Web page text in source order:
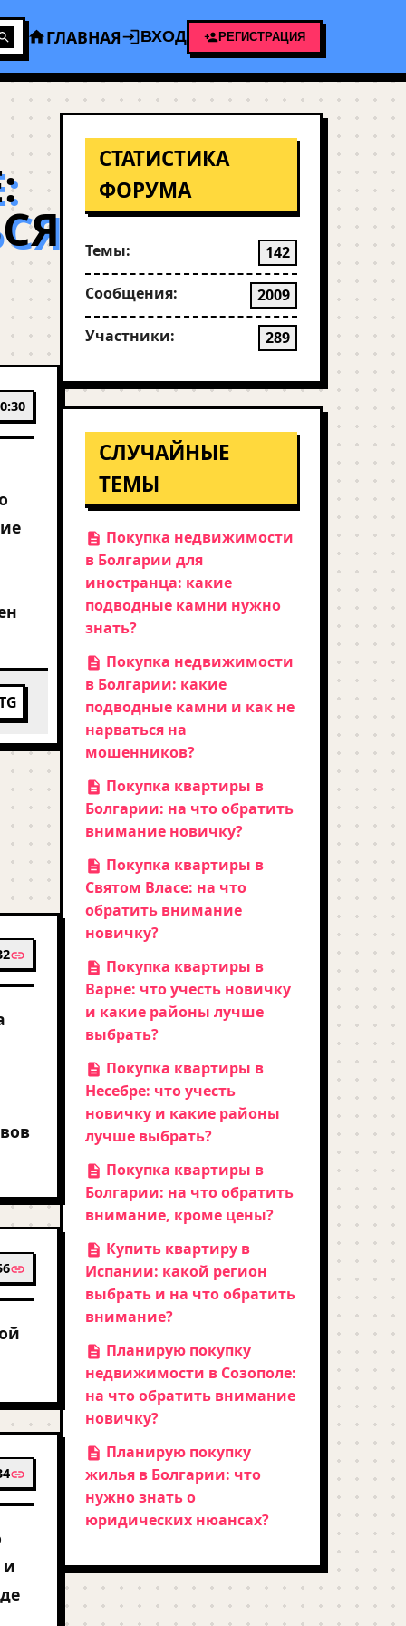
ГЛАВНАЯ ВХОД РЕГИСТРАЦИЯ
и
СТАТИСТИКА
ФОРУМА
Темы: 142
Сообщения: 2009
Участники: 289
СЛУЧАЙНЫЕ
ТЕМЫ
Покупка недвижимости
в Болгарии для
иностранца: какие
подводные камни нужно
знать?
Покупка недвижимости
в Болгарии: какие
подводные камни и как не
нарваться на
мошенников?
Покупка квартиры в
Болгарии: на что обратить
внимание новичку?
Покупка квартиры в
Святом Власе: на что
обратить внимание
новичку?
Покупка квартиры в
Варне: что учесть новичку
и какие районы лучше
выбрать?
Покупка квартиры в
Несебре: что учесть
новичку и какие районы
лучше выбрать?
Покупка квартиры в
Болгарии: на что обратить
внимание, кроме цены?
Купить квартиру в
Испании: какой регион
выбрать и на что обратить
внимание?
Планирую покупку
недвижимости в Созополе:
на что обратить внимание
новичку?
Планирую покупку
жилья в Болгарии: что
нужно знать о
юридических нюансах?